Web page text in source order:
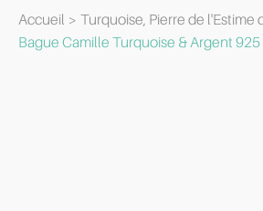
Accueil Turquoise, Pierre de l'Estime
Bague Camille Turquoise & Argent 925